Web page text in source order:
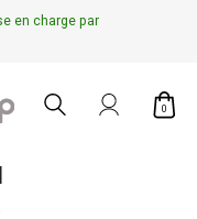
en charge par
0